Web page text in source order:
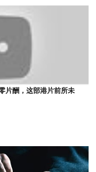
片酬，这部港片前所未